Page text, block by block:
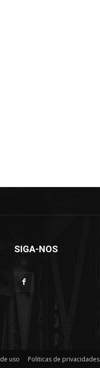
SIGA-NOS
uso Politicas de privacidades